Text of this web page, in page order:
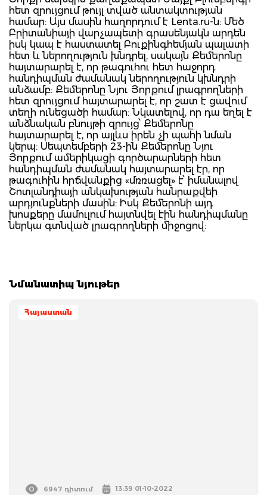
հետ զրույցում թույլ տված անտակտության
համար: Այս մասին հաղորդում է Lenta.ru-ն: Մեծ
Բրիտանիայի վարչապետի գրասենյակն արդեն
իսկ կապ է հաստատել Բուքինգհեմյան պալատի
հետ և ներողություն խնդրել, սակայն Քեմերոնը
հայտարարել է, որ թագուհու հետ հաջորդ
հանդիպման ժամանակ ներողություն կխնդրի
անձամբ: Քեմերոնը Նյու Յորքում լրագրողների
հետ զրույցում հայտարարել է, որ շատ է ցավում
տեղի ունեցածի համար: Նկատելով, որ դա եղել է
անձնական բնույթի զրույց՝ Քեմերոնը
հայտարարել է, որ այլևս իրեն չի պահի նման
կերպ: Սեպտեմբերի 23-ին Քեմերոնը Նյու
Յորքում ամերիկացի գործարարների հետ
հանդիպման ժամանակ հայտարարել էր, որ
թագուհին հրճվանքից «մռռացել» է՝ իմանալով
Շոտլանդիայի անկախության հանրաքվեի
արդյունքների մասին: Իսկ Քեմերոնի այդ
խոսքերը մամուլում հայտնվել էին հանդիպմանը
ներկա գտնված լրագրողների միջոցով:
Նմանատիպ նյութեր
Հայաստան
6947 դիտում 13:39 01-10-2022